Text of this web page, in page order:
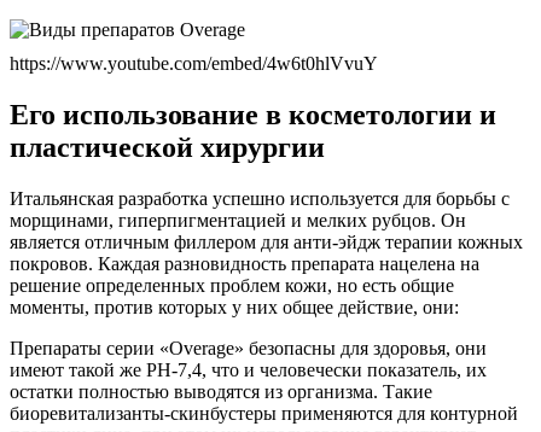
https://www.youtube.com/embed/4w6t0hlVvuY
Его использование в косметологии и
пластической хирургии
Итальянская разработка успешно используется для борьбы с
морщинами, гиперпигментацией и мелких рубцов. Он
является отличным филлером для анти-эйдж терапии кожных
покровов. Каждая разновидность препарата нацелена на
решение определенных проблем кожи, но есть общие
моменты, против которых у них общее действие, они:
Препараты серии «Overage» безопасны для здоровья, они
имеют такой же РН-7,4, что и человечески показатель, их
остатки полностью выводятся из организма. Такие
биоревитализанты-скинбустеры применяются для контурной